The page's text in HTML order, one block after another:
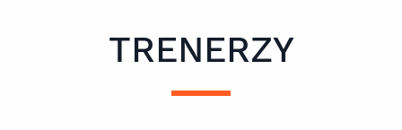
TRENERZY